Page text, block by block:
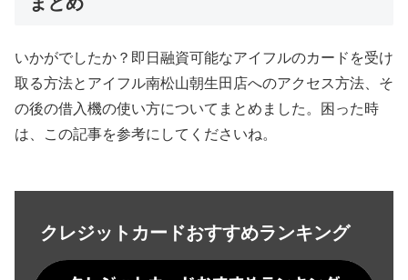
いかがでしたか？即日融資可能なアイフルのカードを受け
取る方法とアイフル南松山朝生田店へのアクセス方法、そ
の後の借入機の使い方についてまとめました。困った時
は、この記事を参考にしてくださいね。
クレジットカードおすすめランキング